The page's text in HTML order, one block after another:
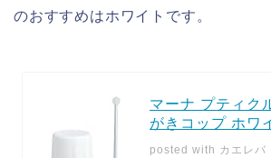
のおすすめはホワイトです。
マーナ プティク
がきコップ ホワ
posted with カエレバ